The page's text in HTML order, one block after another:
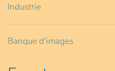
Industrie
Banque d'images